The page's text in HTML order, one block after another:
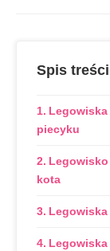
Spis treści
piecyku
kota